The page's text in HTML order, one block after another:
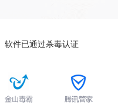
软件已通过杀毒认证